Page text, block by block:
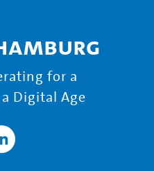
for a
Digital Age